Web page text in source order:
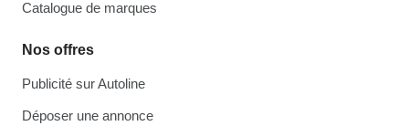
Catalogue de marques
Nos offres
Publicité sur Autoline
Déposer une annonce